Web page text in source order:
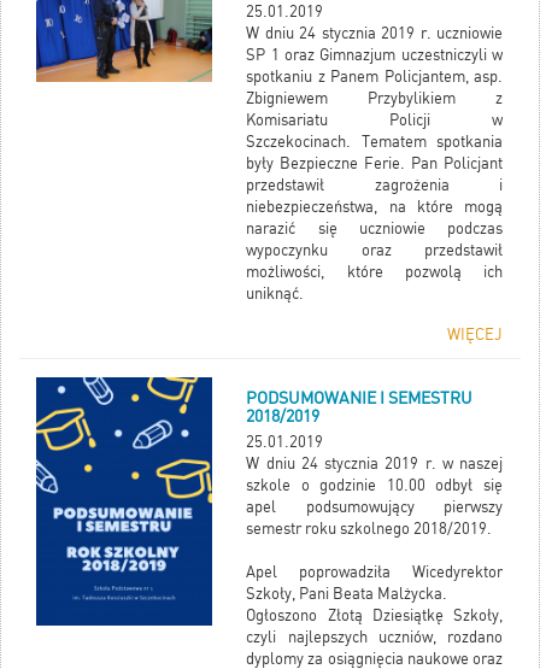
25.01.2019
W dniu 24 stycznia 2019 r. uczniowie
SP 1 oraz Gimnazjum uczestniczyli w
spotkaniu z Panem Policjantem, asp.
Zbigniewem Przybylikiem z
Komisariatu Policji w
Szczekocinach. Tematem spotkania
były Bezpieczne Ferie. Pan Policjant
przedstawił zagrożenia i
niebezpieczeństwa, na które mogą
narazić się uczniowie podczas
wypoczynku oraz przedstawił
możliwości, które pozwolą ich
uniknąć.
WIĘCEJ
PODSUMOWANIE I SEMESTRU
2018/2019
25.01.2019
W dniu 24 stycznia 2019 r. w naszej
szkole o godzinie 10.00 odbył się
apel podsumowujący pierwszy
semestr roku szkolnego 2018/2019.
Apel poprowadziła Wicedyrektor
Szkoły, Pani Beata Malżycka.
Ogłoszono Złotą Dziesiątkę Szkoły,
czyli najlepszych uczniów, rozdano
dyplomy za osiągnięcia naukowe oraz